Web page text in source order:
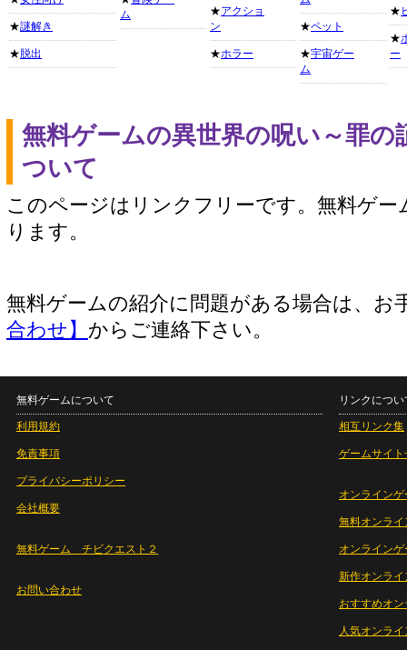
★謎解き
★ 脱出
ム
★アクショ
ン
★ホラー
★ペット
★宇宙ゲー
ム
★
★
ー
無料ゲームの異世界の呪い～罪の
ついて
このページはリンクフリーです。無料ゲー
ります。
無料ゲームの紹介に問題がある場合は、お
合わせ】 からご連絡下さい。
無料ゲームについて
利用規約
免責事項
プライバシーポリシー
会社概要
無料ゲーム チビクエスト２
お問い合わせ
リンクについ
相互リンク集
ゲームサイト
オンラインゲ
無料オンライ
オンライン
新作オンライ
おすすめオ
人気オンラ